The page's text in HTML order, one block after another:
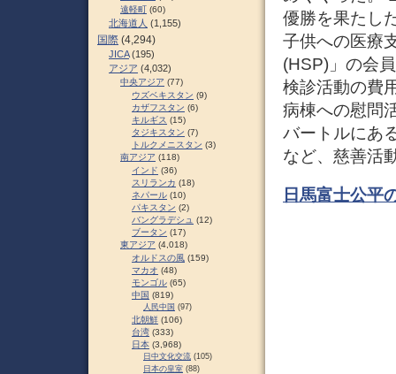
優勝を果たし
子供への医療
(HSP)」の会
検診活動の費
病棟への慰問
バートルにあ
など、慈善活
日馬富士公平
遠軽町 (60)
北海道人 (1,155)
国際 (4,294)
JICA(195)
アジア (4,032)
中央アジア (77)
ウズベキスタン (9)
カザフスタン (6)
キルギス (15)
タジキスタン (7)
トルクメニスタン (3)
南アジア (118)
インド (36)
スリランカ (18)
ネパール (10)
パキスタン (2)
バングラデシュ (12)
ブータン (17)
東アジア (4,018)
オルドスの風 (159)
マカオ (48)
モンゴル (65)
中国 (819)
人民中国 (97)
北朝鮮 (106)
台湾 (333)
日本 (3,968)
日中文化交流 (105)
日本の皇室 (88)